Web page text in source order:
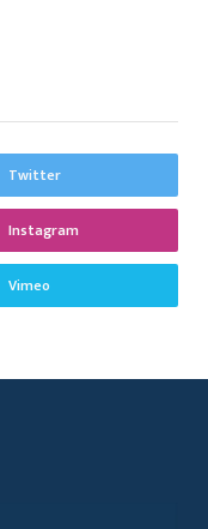
Twitter
Instagram
Vimeo